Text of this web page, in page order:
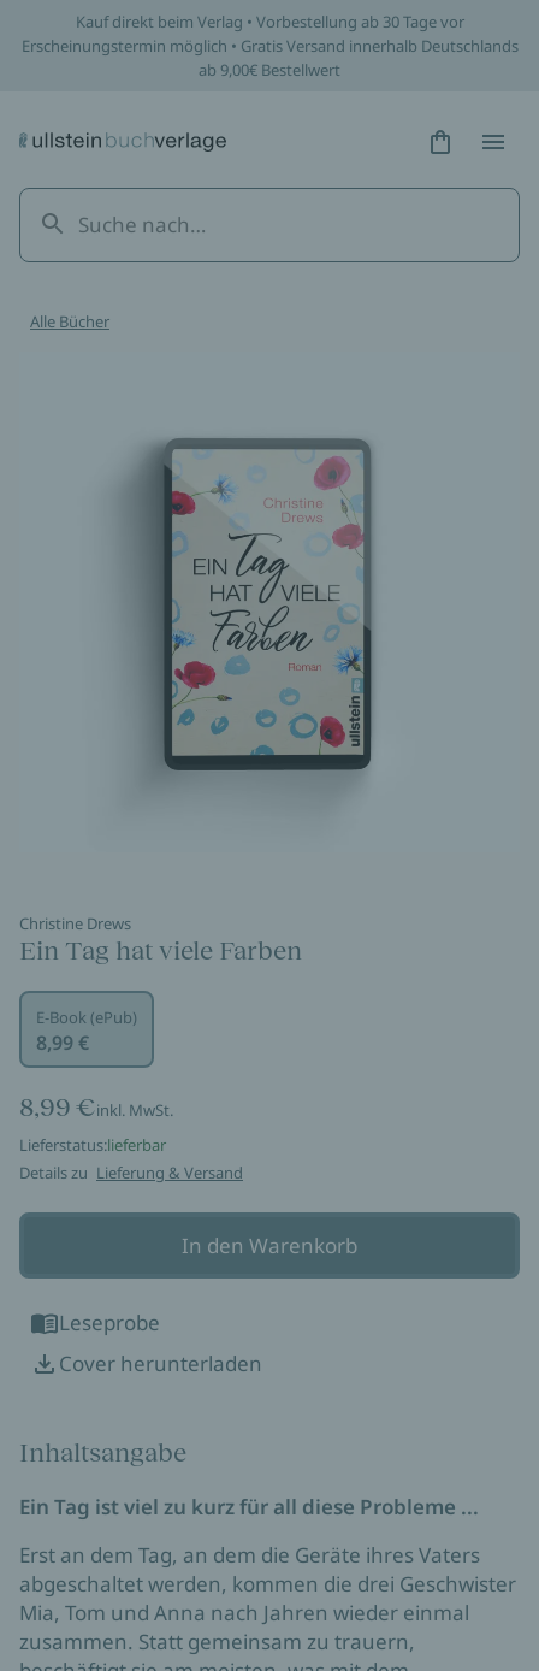
Kauf direkt beim Verlag • Vorbestellung ab 30 Tage vor
Erscheinungstermin möglich • Gratis Versand innerhalb Deutschlands
ab 9,00€ Bestellwert
Hidden
Alle Bücher
Christine Drews
Ein Tag hat viele Farben
E-Book (ePub)
8,99 €
8,99 €inkl. MwSt.
Lieferstatus:lieferbar
Details zu Lieferung & Versand
In den Warenkorb
Leseprobe
Cover herunterladen
Inhaltsangabe
Ein Tag ist viel zu kurz für all diese Probleme ...
Erst an dem Tag, an dem die Geräte ihres Vaters
abgeschaltet werden, kommen die drei Geschwister
Mia, Tom und Anna nach Jahren wieder einmal
zusammen. Statt gemeinsam zu trauern,